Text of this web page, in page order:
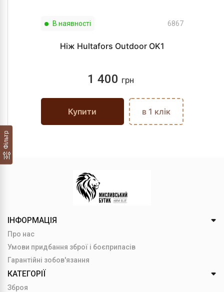
Фільтр
В наявності 6867
Ніж Hultafors Outdoor OK1
1 400 грн
Купити в 1 клік
ІНФОРМАЦІЯ
Про нас
Умови придбання зброї і боєприпасів
Гарантійні зобов'язання
КАТЕГОРІЇ
Зброя